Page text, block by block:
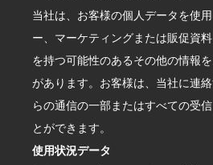
当社は、お客様の個人データを使
ー、マーケティングまたは販促資
を持つ可能性のあるその他の情報
があります。お客様は、当社に連
らの通信の一部またはすべての受
とができます。
使用状況データ